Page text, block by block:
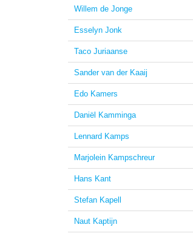
Willem de Jonge
Esselyn Jonk
Taco Juriaanse
Sander van der Kaaij
Edo Kamers
Daniël Kamminga
Lennard Kamps
Marjolein Kampschreur
Hans Kant
Stefan Kapell
Naut Kaptijn